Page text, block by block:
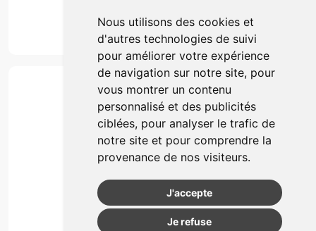
Nous utilisons des cookies et
d'autres technologies de suivi
pour améliorer votre expérience
de navigation sur notre site, pour
vous montrer un contenu
personnalisé et des publicités
ciblées, pour analyser le trafic de
notre site et pour comprendre la
provenance de nos visiteurs.
J'accepte
Je refuse
Suivez-nous
Paiement
Simple, rapide et 100% sécurisé
Retrait & Livriason
Retrait en automate ou Locker
Livraison chez vous